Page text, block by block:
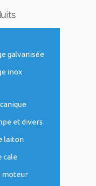
galvanisée
inox
et divers
laiton
cale
moteur